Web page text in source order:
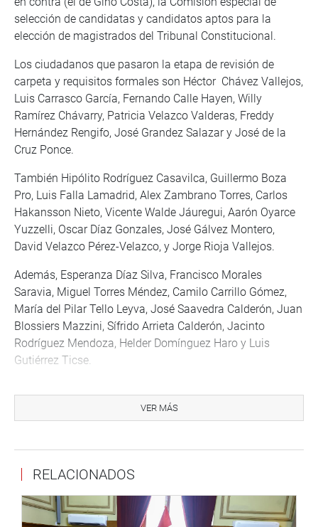
selección de candidatas y candidatos aptos para la
elección de magistrados del Tribunal Constitucional.
Los ciudadanos que pasaron la etapa de revisión de
carpeta y requisitos formales son Héctor Chávez Vallejos,
Luis Carrasco García, Fernando Calle Hayen, Willy
Ramírez Chávarry, Patricia Velazco Valderas, Freddy
Hernández Rengifo, José Grandez Salazar y José de la
Cruz Ponce.
También Hipólito Rodríguez Casavilca, Guillermo Boza
Pro, Luis Falla Lamadrid, Alex Zambrano Torres, Carlos
Hakansson Nieto, Vicente Walde Jáuregui, Aarón Oyarce
Yuzzelli, Oscar Díaz Gonzales, José Gálvez Montero,
David Velazco Pérez-Velazco, y Jorge Rioja Vallejos.
Además, Esperanza Díaz Silva, Francisco Morales
Saravia, Miguel Torres Méndez, Camilo Carrillo Gómez,
María del Pilar Tello Leyva, José Saavedra Calderón, Juan
Blossiers Mazzini, Sífrido Arrieta Calderón, Jacinto
Rodríguez Mendoza, Helder Domínguez Haro y Luis
Gutiérrez Ticse.
Definitivamente variará el cronograma de las etapas del
candidatos a magistrados al Tribunal Constitucional (TC),
una vez que se publique la relación de postulantes que
han cumplido con los requisitos formales.
Así lo señaló el congresista Rolando Ruiz Pinedo (AP),
VER MÁS
RELACIONADOS